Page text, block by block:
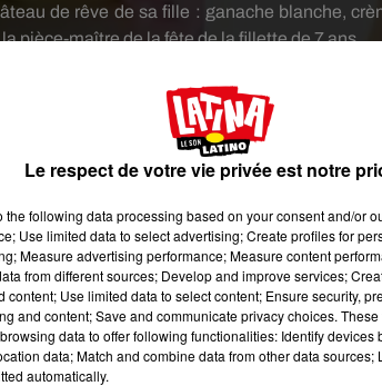
de rêve de sa fille : ganache blanche,
pièce-maître de la fête de la fillette de 7 ans.
surprise du résultat qui n’avait strictement rien
différence. Lui ne voyait pas le problème.
la maman sur Facebook.
Le respect de votre vie privée est notre
the following data processing based on your consent and/or
Use limited data to select advertising; Create profiles for
Measure advertising performance; Measure content
from different sources; Develop and improve services;
Use limited data to select content; Ensure security,
and content; Save and communicate privacy choices.
data to offer following functionalities: Identify devices
data; Match and combine data from other data
automatically.